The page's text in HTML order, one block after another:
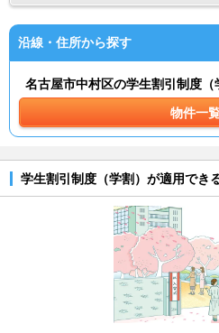
沿線・住所から探す
名古屋市中村区の学生割引制度
物件一
学生割引制度（学割）が適用でき